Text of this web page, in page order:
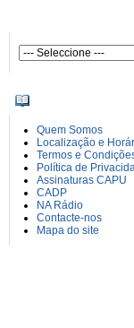
Quem Somos
Localização e
Termos e
Política de
Assinaturas CAPU
CADP
NA Rádio
Contacte-nos
Mapa do site